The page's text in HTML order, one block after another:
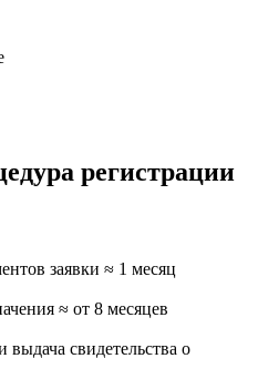
регистрации
заявки ≈ 1 месяц
≈ от 8 месяцев
выдача свидетельства о